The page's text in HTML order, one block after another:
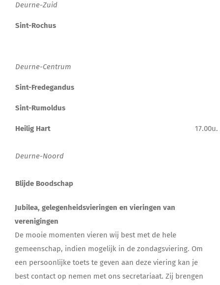
Deurne-Zuid
Sint-Rochus
Deurne-Centrum
Sint-Fredegandus
Sint-Rumoldus
Heilig Hart 17.00u.
Deurne-Noord
Blijde Boodschap
Jubilea, gelegenheidsvieringen en vieringen van
verenigingen
De mooie momenten vieren wij best met de hele
gemeenschap, indien mogelijk in de zondagsviering. Om
een persoonlijke toets te geven aan deze viering kan je
best contact op nemen met ons secretariaat. Zij brengen